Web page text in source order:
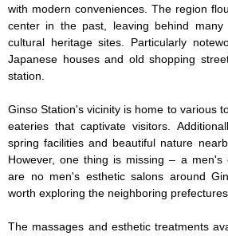
with modern conveniences. The region
center in the past, leaving behind many
cultural heritage sites. Particularly
Japanese houses and old shopping
station.
Ginso Station's vicinity is home to various
eateries that captivate visitors.
spring facilities and beautiful nature
However, one thing is missing – a men's
are no men's esthetic salons around
worth exploring the neighboring
The massages and esthetic treatments